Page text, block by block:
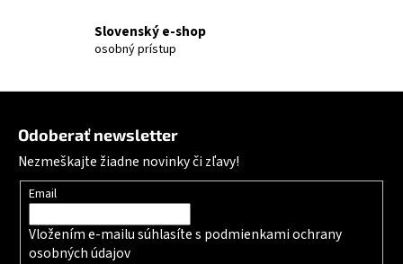
Slovenský e-shop
osobný prístup
Odoberať newsletter
Nezmeškajte žiadne novinky či zľavy!
Email
Vložením e-mailu súhlasíte s podmienkami ochrany
osobných údajov